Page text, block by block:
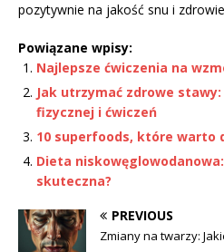
pozytywnie na jakość snu i
Powiązane wpisy:
Najlepsze ćwiczenia na
Jak utrzymać zdrowe
fizycznej i ćwiczeń
10 superfoods, które warto
Dieta
skuteczna?
PREVIOUS
Zmiany na twarzy: